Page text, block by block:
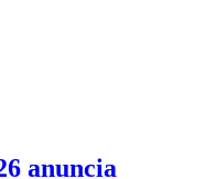
anuncia